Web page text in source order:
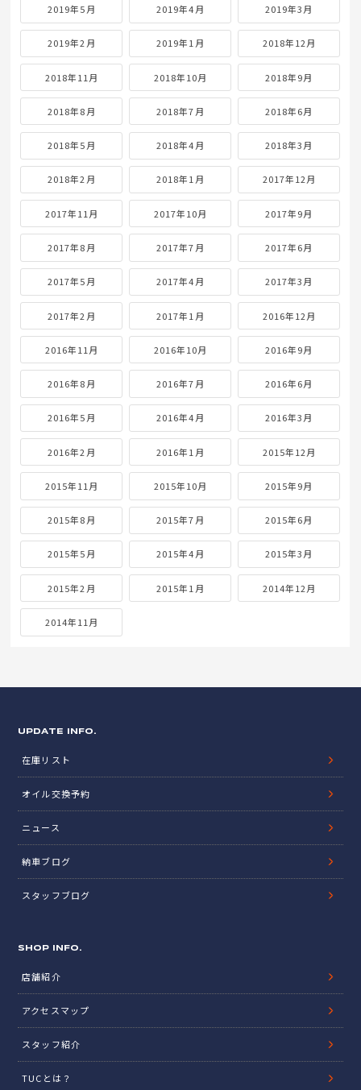
2019年5月 2019年4月 2019年3月
2019年2月 2019年1月 2018年12月
2018年11月 2018年10月 2018年9月
2018年8月 2018年7月 2018年6月
2018年5月 2018年4月 2018年3月
2018年2月 2018年1月 2017年12月
2017年11月 2017年10月 2017年9月
2017年8月 2017年7月 2017年6月
2017年5月 2017年4月 2017年3月
2017年2月 2017年1月 2016年12月
2016年11月 2016年10月 2016年9月
2016年8月 2016年7月 2016年6月
2016年5月 2016年4月 2016年3月
2016年2月 2016年1月 2015年12月
2015年11月 2015年10月 2015年9月
2015年8月 2015年7月 2015年6月
2015年5月 2015年4月 2015年3月
2015年2月 2015年1月 2014年12月
2014年11月
UPDATE INFO.
在庫リスト
オイル交換予約
ニュース
納車ブログ
スタッフブログ
SHOP INFO.
店舗紹介
アクセスマップ
スタッフ紹介
TUCとは？